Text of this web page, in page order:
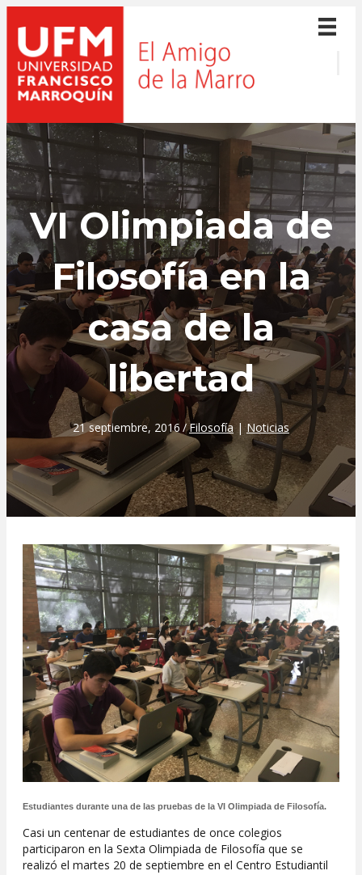
VI Olimpiada de
Filosofía en la
casa de la
libertad
21 septiembre, 2016 /Filosofía | Noticias
Estudiantes durante una de las pruebas de la VI Olimpiada de Filosofía.
Casi un centenar de estudiantes de once colegios
participaron en la Sexta Olimpiada de Filosofía que se
realizó el martes 20 de septiembre en el Centro Estudiantil